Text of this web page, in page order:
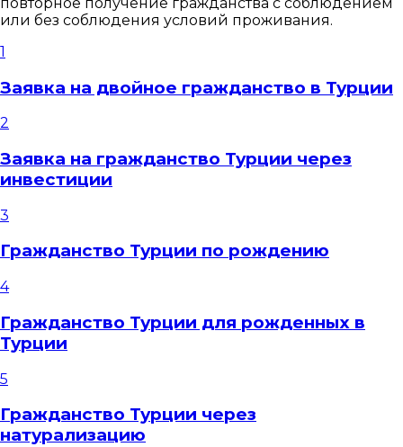
или без соблюдения условий проживания.
1
Заявка на двойное гражданство в Турции
2
Заявка на гражданство Турции через
инвестиции
3
Гражданство Турции по рождению
4
Гражданство Турции для рожденных в
Турции
5
Гражданство Турции через
натурализацию